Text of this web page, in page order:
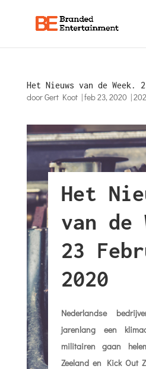
Het Nieuws van de Week.
doorGert Koot|feb 23, 2020 |
Het
van de
23
2020
Nederlandse
jarenlang een
militairen gaan
Zeeland en Kick Out